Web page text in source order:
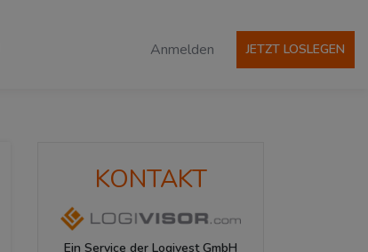
Anmelden JETZT LOSLEGEN
KONTAKT
Ein Service der Logivest GmbH